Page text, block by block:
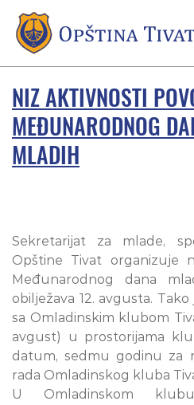
NIZ AKTIVNOSTI
MEĐUNARODNOG
MLADIH
Sekretarijat za mlade,
Opštine Tivat organizuje
Međunarodnog dana
obilježava 12. avgusta.
sa Omladinskim klubom
avgust) u prostorijama
datum, sedmu godinu za
rada Omladinskog kluba
U Omladinskom